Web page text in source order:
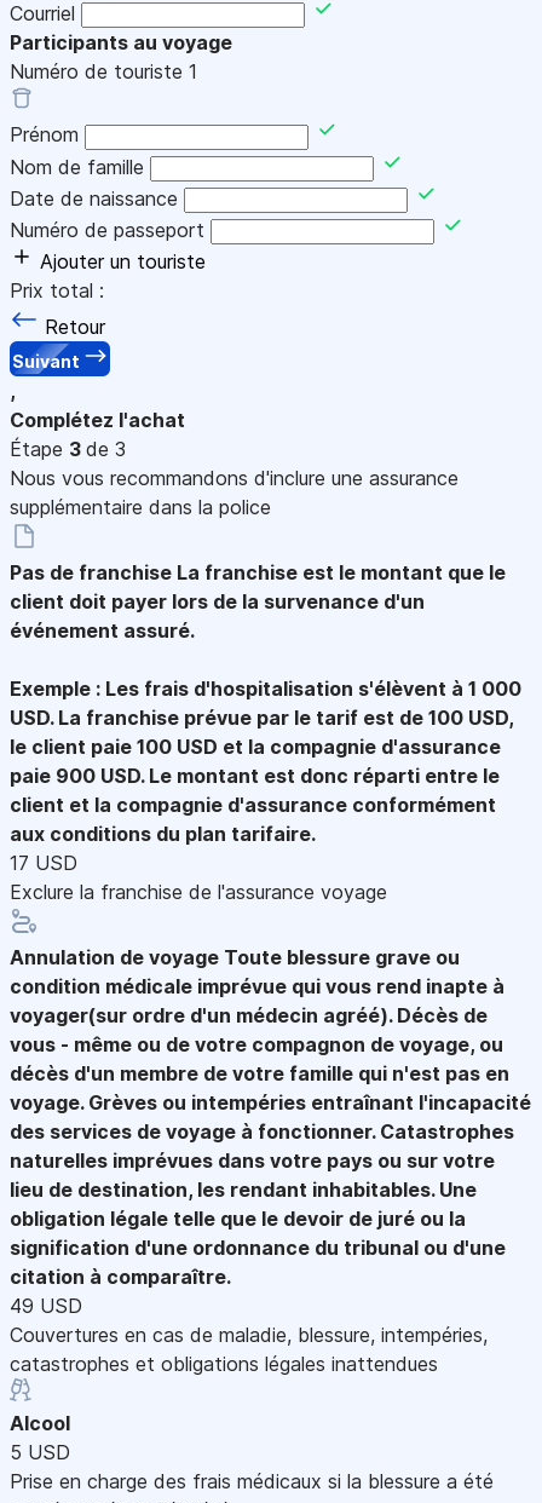
Courriel
Participants au voyage
Numéro de touriste 1
Prénom
Nom de famille
Date de naissance
Numéro de passeport
Ajouter un touriste
Prix total :
Retour
Suivant
,
Complétez l'achat
Étape 3 de 3
Nous vous recommandons d'inclure une assurance
supplémentaire dans la police
Pas de franchise La franchise est le montant que le
client doit payer lors de la survenance d'un
événement assuré.
Exemple : Les frais d'hospitalisation s'élèvent à 1 000
USD. La franchise prévue par le tarif est de 100 USD,
le client paie 100 USD et la compagnie d'assurance
paie 900 USD. Le montant est donc réparti entre le
client et la compagnie d'assurance conformément
aux conditions du plan tarifaire.
17 USD
Exclure la franchise de l'assurance voyage
Annulation de voyage Toute blessure grave ou
condition médicale imprévue qui vous rend inapte à
voyager(sur ordre d'un médecin agréé). Décès de
vous - même ou de votre compagnon de voyage, ou
décès d'un membre de votre famille qui n'est pas en
voyage. Grèves ou intempéries entraînant l'incapacité
des services de voyage à fonctionner. Catastrophes
naturelles imprévues dans votre pays ou sur votre
lieu de destination, les rendant inhabitables. Une
obligation légale telle que le devoir de juré ou la
signification d'une ordonnance du tribunal ou d'une
citation à comparaître.
49 USD
Couvertures en cas de maladie, blessure, intempéries,
catastrophes et obligations légales inattendues
Alcool
5 USD
Prise en charge des frais médicaux si la blessure a été